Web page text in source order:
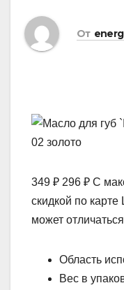
От
349 ₽ 296 ₽ С
скидкой по
может
Область
Вес в